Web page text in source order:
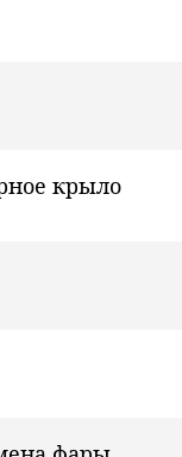
крыло